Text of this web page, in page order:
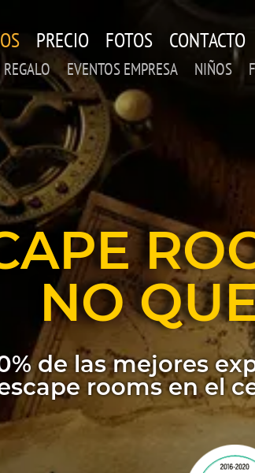
PRECIO FOTOS CONTACTO
EVENTOS EMPRESA NIÑOS
NO
de las mejores
rooms en el